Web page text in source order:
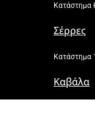
Κατάστημα
Σέρρες
Κατάστημα
Καβάλα